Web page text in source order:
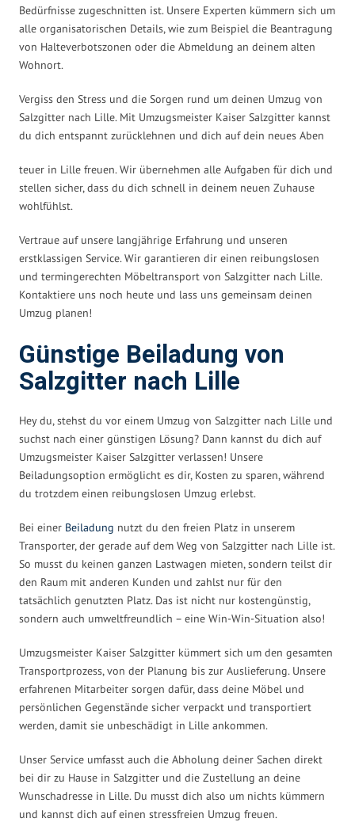
Bedürfnisse zugeschnitten ist. Unsere Experten kümmern sich um
alle organisatorischen Details, wie zum Beispiel die Beantragung
von Halteverbotszonen oder die Abmeldung an deinem alten
Wohnort.
Vergiss den Stress und die Sorgen rund um deinen Umzug von
Salzgitter nach Lille. Mit Umzugsmeister Kaiser Salzgitter kannst
du dich entspannt zurücklehnen und dich auf dein neues Aben
teuer in Lille freuen. Wir übernehmen alle Aufgaben für dich und
stellen sicher, dass du dich schnell in deinem neuen Zuhause
wohlfühlst.
Vertraue auf unsere langjährige Erfahrung und unseren
erstklassigen Service. Wir garantieren dir einen reibungslosen
und termingerechten Möbeltransport von Salzgitter nach Lille.
Kontaktiere uns noch heute und lass uns gemeinsam deinen
Umzug planen!
Günstige Beiladung von
Salzgitter nach Lille
Hey du, stehst du vor einem Umzug von Salzgitter nach Lille und
suchst nach einer günstigen Lösung? Dann kannst du dich auf
Umzugsmeister Kaiser Salzgitter verlassen! Unsere
Beiladungsoption ermöglicht es dir, Kosten zu sparen, während
du trotzdem einen reibungslosen Umzug erlebst.
Bei einer Beiladung nutzt du den freien Platz in unserem
Transporter, der gerade auf dem Weg von Salzgitter nach Lille ist.
So musst du keinen ganzen Lastwagen mieten, sondern teilst dir
den Raum mit anderen Kunden und zahlst nur für den
tatsächlich genutzten Platz. Das ist nicht nur kostengünstig,
sondern auch umweltfreundlich – eine Win-Win-Situation also!
Umzugsmeister Kaiser Salzgitter kümmert sich um den gesamten
Transportprozess, von der Planung bis zur Auslieferung. Unsere
erfahrenen Mitarbeiter sorgen dafür, dass deine Möbel und
persönlichen Gegenstände sicher verpackt und transportiert
werden, damit sie unbeschädigt in Lille ankommen.
Unser Service umfasst auch die Abholung deiner Sachen direkt
bei dir zu Hause in Salzgitter und die Zustellung an deine
Wunschadresse in Lille. Du musst dich also um nichts kümmern
und kannst dich auf einen stressfreien Umzug freuen.